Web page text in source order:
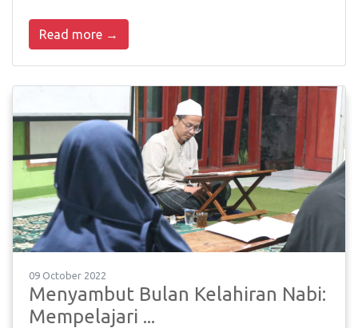
Read more →
09 October 2022
Menyambut Bulan Kelahiran Nabi:
Mempelajari ...